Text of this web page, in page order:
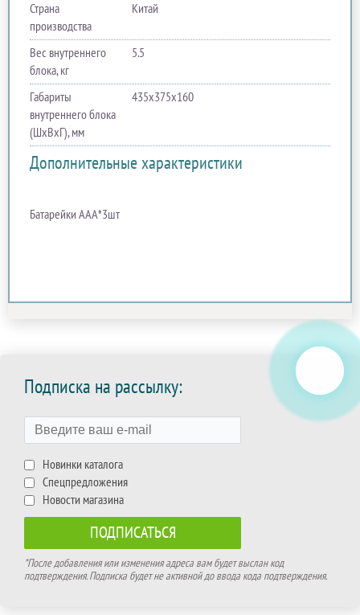
Страна
производства
Китай
Вес внутреннего
блока, кг
5.5
Габариты
внутреннего блока
(ШхВхГ), мм
435х375х160
Дополнительные характеристики
Батарейки ААА*3шт
Подписка на рассылку:
Новинки каталога
Спецпредложения
Новости магазина
*После добавления или изменения адреса вам будет выслан код
подтверждения. Подписка будет не активной до ввода кода подтверждения.